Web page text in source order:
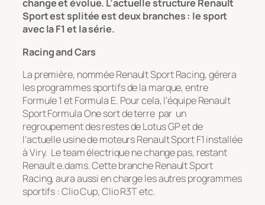
change et évolue. L’actuelle structure Renault
Sport est splitée est deux branches : le sport
avec la F1 et la série.
Racing and Cars
La première, nommée Renault Sport Racing, gérera
les programmes sportifs de la marque, entre
Formule 1 et Formula E. Pour cela, l’équipe Renault
Sport Formula One sort de terre par un
regroupement des restes de Lotus GP et de
l’actuelle usine de moteurs Renault Sport F1 installée
à Viry. Le team électrique ne change pas, restant
Renault e.dams. Cette branche Renault Sport
Racing, aura aussi en charge les autres programmes
sportifs : Clio Cup, Clio R3T etc.